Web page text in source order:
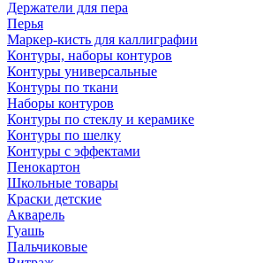
Держатели для пера
Перья
Маркер-кисть для каллиграфии
Контуры, наборы контуров
Контуры универсальные
Контуры по ткани
Наборы контуров
Контуры по стеклу и керамике
Контуры по шелку
Контуры с эффектами
Пенокартон
Школьные товары
Краски детские
Акварель
Гуашь
Пальчиковые